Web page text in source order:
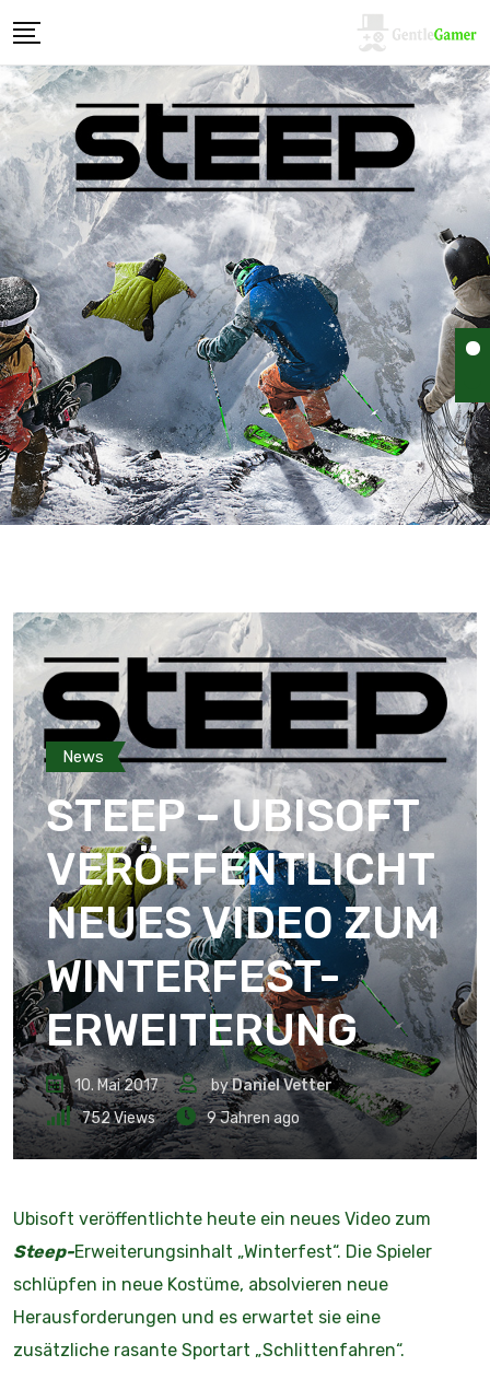
News
STEEP – UBISOFT
VERÖFFENTLICHT
NEUES VIDEO ZUM
WINTERFEST-
ERWEITERUNG
10. Mai 2017 byDaniel Vetter
752Views 9 Jahren ago
Ubisoft veröffentlichte heute ein neues Video zum
Steep-Erweiterungsinhalt „Winterfest“. Die Spieler
schlüpfen in neue Kostüme, absolvieren neue
Herausforderungen und es erwartet sie eine
zusätzliche rasante Sportart „Schlittenfahren“.